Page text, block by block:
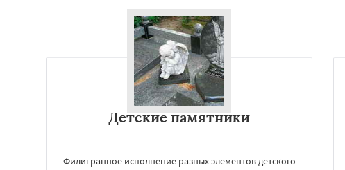
Детские памятники
Филигранное исполнение разных элементов детского